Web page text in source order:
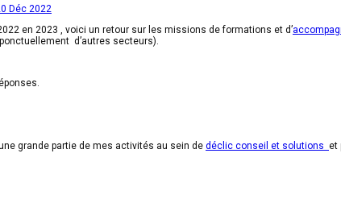
Déc 2022
en 2023 , voici un retour sur les missions de formations et d’
d’autres secteurs).
grande partie de mes activités au sein de déclic conseil et solutions et